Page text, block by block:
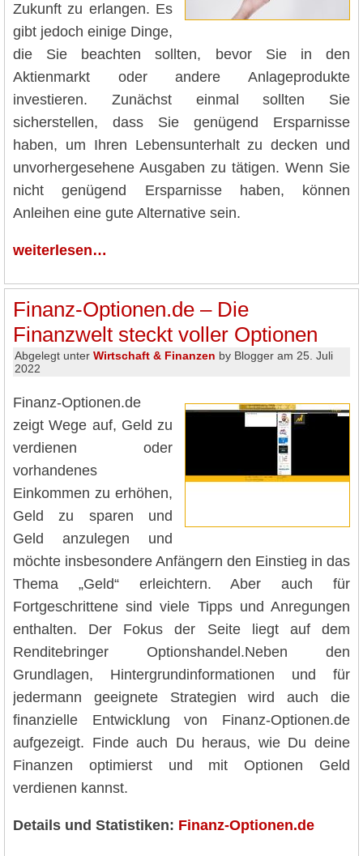
Zukunft zu erlangen. Es
gibt jedoch einige Dinge,
die Sie beachten sollten, bevor Sie in den
Aktienmarkt oder andere Anlageprodukte
investieren. Zunächst einmal sollten Sie
sicherstellen, dass Sie genügend Ersparnisse
haben, um Ihren Lebensunterhalt zu decken und
unvorhergesehene Ausgaben zu tätigen. Wenn Sie
nicht genügend Ersparnisse haben, können
Anleihen eine gute Alternative sein.
weiterlesen…
Finanz-Optionen.de – Die
Finanzwelt steckt voller Optionen
Abgelegt unter Wirtschaft & Finanzen by Blogger am 25. Juli
2022
Finanz-Optionen.de
zeigt Wege auf, Geld zu
verdienen oder
vorhandenes
Einkommen zu erhöhen,
Geld zu sparen und
Geld anzulegen und
möchte insbesondere Anfängern den Einstieg in das
Thema „Geld“ erleichtern. Aber auch für
Fortgeschrittene sind viele Tipps und Anregungen
enthalten. Der Fokus der Seite liegt auf dem
Renditebringer Optionshandel.Neben den
Grundlagen, Hintergrundinformationen und für
jedermann geeignete Strategien wird auch die
finanzielle Entwicklung von Finanz-Optionen.de
aufgezeigt. Finde auch Du heraus, wie Du deine
Finanzen optimierst und mit Optionen Geld
verdienen kannst.
Details und Statistiken: Finanz-Optionen.de